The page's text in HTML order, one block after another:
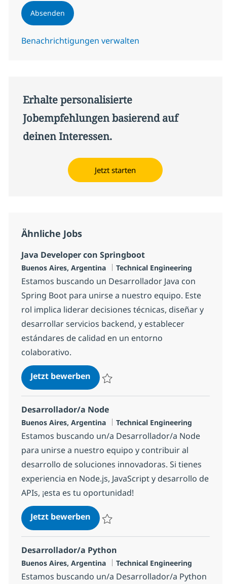
Absenden
Benachrichtigungen verwalten
Erhalte personalisierte
Jobempfehlungen basierend auf
deinen Interessen.
Jetzt starten
Ähnliche Jobs
Java Developer con Springboot
Standort
Buenos Aires, Argentina Kategorie
Technical Engineering
Estamos buscando un Desarrollador Java con
Spring Boot para unirse a nuestro equipo. Este
rol implica liderar decisiones técnicas, diseñar y
desarrollar servicios backend, y establecer
estándares de calidad en un entorno
colaborativo.
Jetzt bewerbenJava Developer con Springboot
Desarrollador/a Node
Standort
Buenos Aires, Argentina Kategorie
Technical Engineering
Estamos buscando un/a Desarrollador/a Node
para unirse a nuestro equipo y contribuir al
desarrollo de soluciones innovadoras. Si tienes
experiencia en Node.js, JavaScript y desarrollo de
APIs, ¡esta es tu oportunidad!
Jetzt bewerbenDesarrollador/a Node
Desarrollador/a Python
Standort
Buenos Aires, Argentina Kategorie
Technical Engineering
Estamos buscando un/a Desarrollador/a Python